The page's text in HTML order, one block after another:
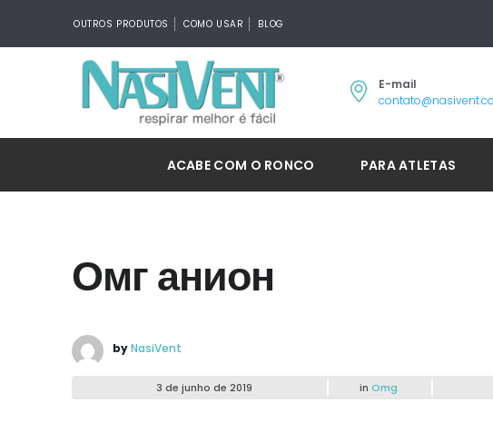
OUTROS PRODUTOS COMO USAR BLOG
E-mail
ACABE COM O RONCO PARA ATLETAS
Омг анион
byNasiVent
3 de junho de 2019 in Omg